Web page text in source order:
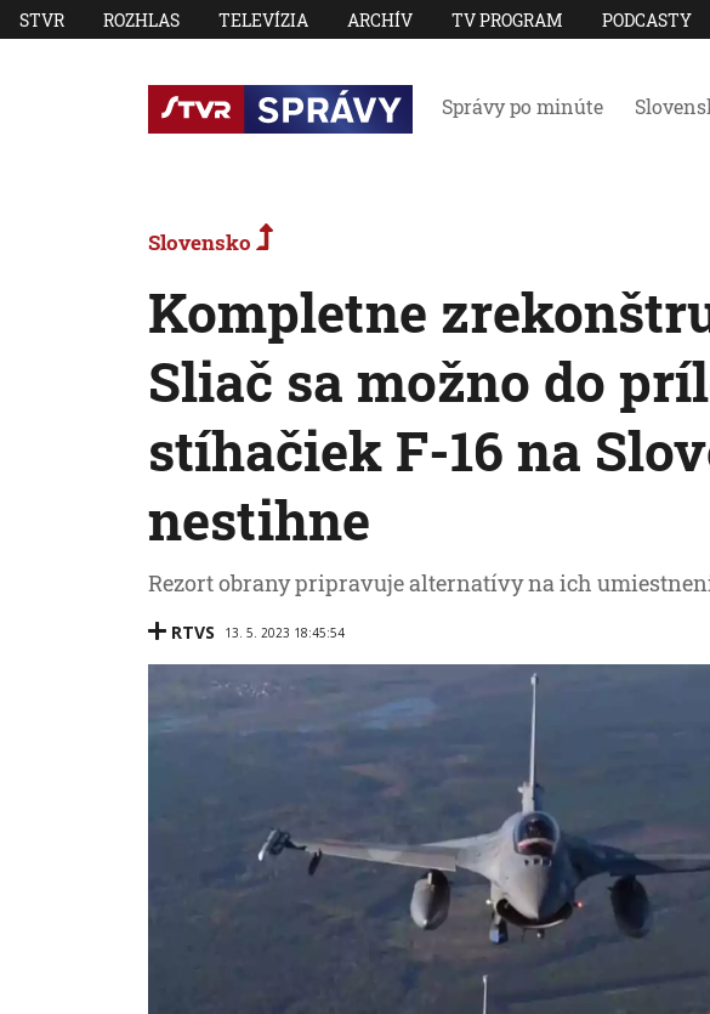
STVR ROZHLAS TELEVÍZIA ARCHÍV TV PROGRAM PODCASTY
Správy po minúte
Slovensko
Kompletne
Sliač sa možno do
stíhačiek F-16 na
nestihne
Rezort obrany pripravuje alternatívy na ich
RTVS 13. 5. 2023 18:45:54